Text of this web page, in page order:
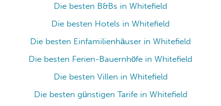
Die besten B&Bs in Whitefield
Die besten Hotels in Whitefield
Die besten Einfamilienhäuser in Whitefield
Die besten Ferien-Bauernhöfe in Whitefield
Die besten Villen in Whitefield
Die besten günstigen Tarife in Whitefield